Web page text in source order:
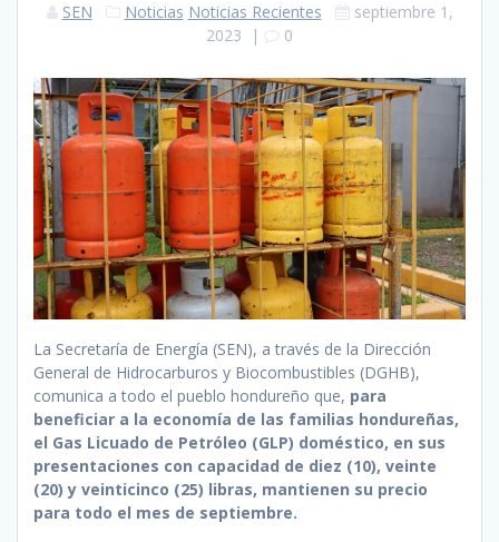
SEN Noticias Noticias Recientes
septiembre 1,
2023 | 0
La Secretaría de Energía (SEN), a través de la Dirección
General de Hidrocarburos y Biocombustibles (DGHB),
comunica a todo el pueblo hondureño que, para
beneficiar a la economía de las familias hondureñas,
el Gas Licuado de Petróleo (GLP) doméstico, en sus
presentaciones con capacidad de diez (10), veinte
(20) y veinticinco (25) libras, mantienen su precio
para todo el mes de septiembre.